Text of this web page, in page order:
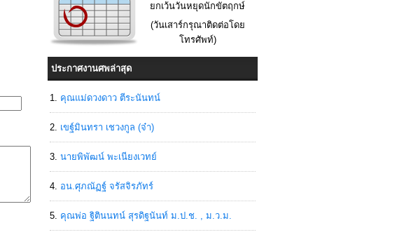
ยกเว้นวันหยุดนักขัตฤกษ์
(วันเสาร์กรุณาติดต่อโดย
โทรศัพท์)
ประกาศงานศพล่าสุด
คุณแม่ดวงดาว ตีระนันทน์
เขฐ์มินทรา เชวงกูล (จ๋า)
นายพิพัฒน์ พะเนียงเวทย์
อน.ศุภณัฏฐ์ จรัสจิรภัทร์
คุณพ่อ ฐิตินนทน์ สุรดิฐนันท์ ม.ป.ช. , ม.ว.ม.